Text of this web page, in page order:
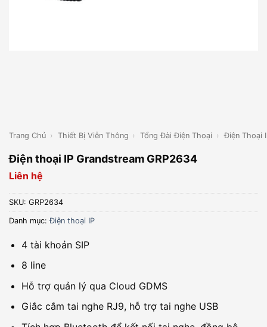
Trang Chủ › Thiết Bị Viễn Thông › Tổng Đài Điện Thoại › Điện Thoại
Điện thoại IP Grandstream GRP2634
Liên hệ
SKU: GRP2634
Danh mục:Điện thoại IP
4 tài khoản SIP
8 line
Hỗ trợ quản lý qua Cloud GDMS
Giắc cắm tai nghe RJ9, hỗ trợ tai nghe USB